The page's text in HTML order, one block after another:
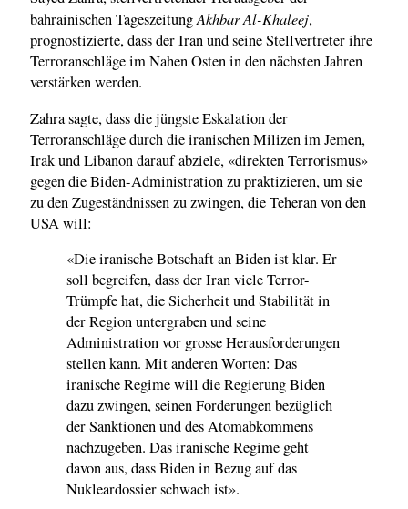
bahrainischen TageszeitungAkhbar Al-Khaleej,
prognostizierte, dass der Iran und seine Stellvertreter ihre
Terroranschläge im Nahen Osten in den nächsten Jahren
verstärken werden.
Zahra sagte, dass die jüngste Eskalation der
Terroranschläge durch die iranischen Milizen im Jemen,
Irak und Libanon darauf abziele, «direkten Terrorismus»
gegen die Biden-Administration zu praktizieren, um sie
zu den Zugeständnissen zu zwingen, die Teheran von den
USA will:
«Die iranische Botschaft an Biden ist klar. Er
soll begreifen, dass der Iran viele Terror-
Trümpfe hat, die Sicherheit und Stabilität in
der Region untergraben und seine
Administration vor grosse Herausforderungen
stellen kann. Mit anderen Worten: Das
iranische Regime will die Regierung Biden
dazu zwingen, seinen Forderungen bezüglich
der Sanktionen und des Atomabkommens
nachzugeben. Das iranische Regime geht
davon aus, dass Biden in Bezug auf das
Nukleardossier schwach ist».